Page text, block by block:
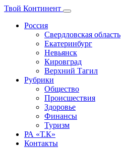
Твой Континент
Россия
Свердловская область
Екатеринбург
Невьянск
Кировград
Верхний Тагил
Рубрики
Общество
Происшествия
Здоровье
Финансы
Туризм
РА «Т.К»
Контакты